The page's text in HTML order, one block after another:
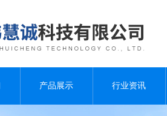
产品展示 行业资讯